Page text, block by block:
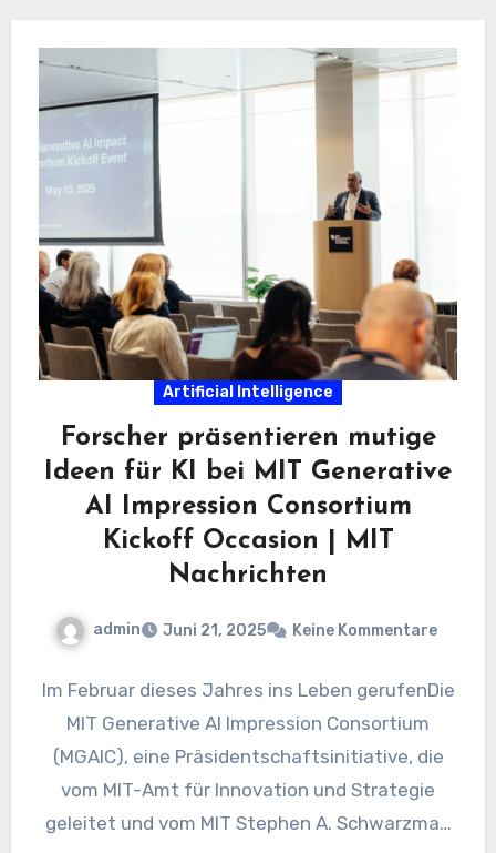
Artificial Intelligence
Forscher präsentieren mutige
Ideen für KI bei MIT Generative
AI Impression Consortium
Kickoff Occasion | MIT
Nachrichten
admin Juni 21, 2025 Keine Kommentare
Im Februar dieses Jahres ins Leben gerufenDie
MIT Generative AI Impression Consortium
(MGAIC), eine Präsidentschaftsinitiative, die
vom MIT-Amt für Innovation und Strategie
geleitet und vom MIT Stephen A. Schwarzman